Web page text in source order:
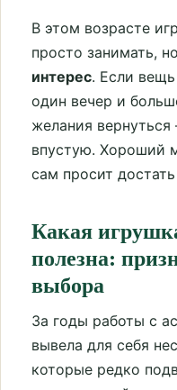
В этом возрасте
просто занимать,
интерес. Если
один вечер и
желания
впустую. Хороший
сам просит
Какая
полезна:
выбора
За годы работы с
вывела для себя
которые редко